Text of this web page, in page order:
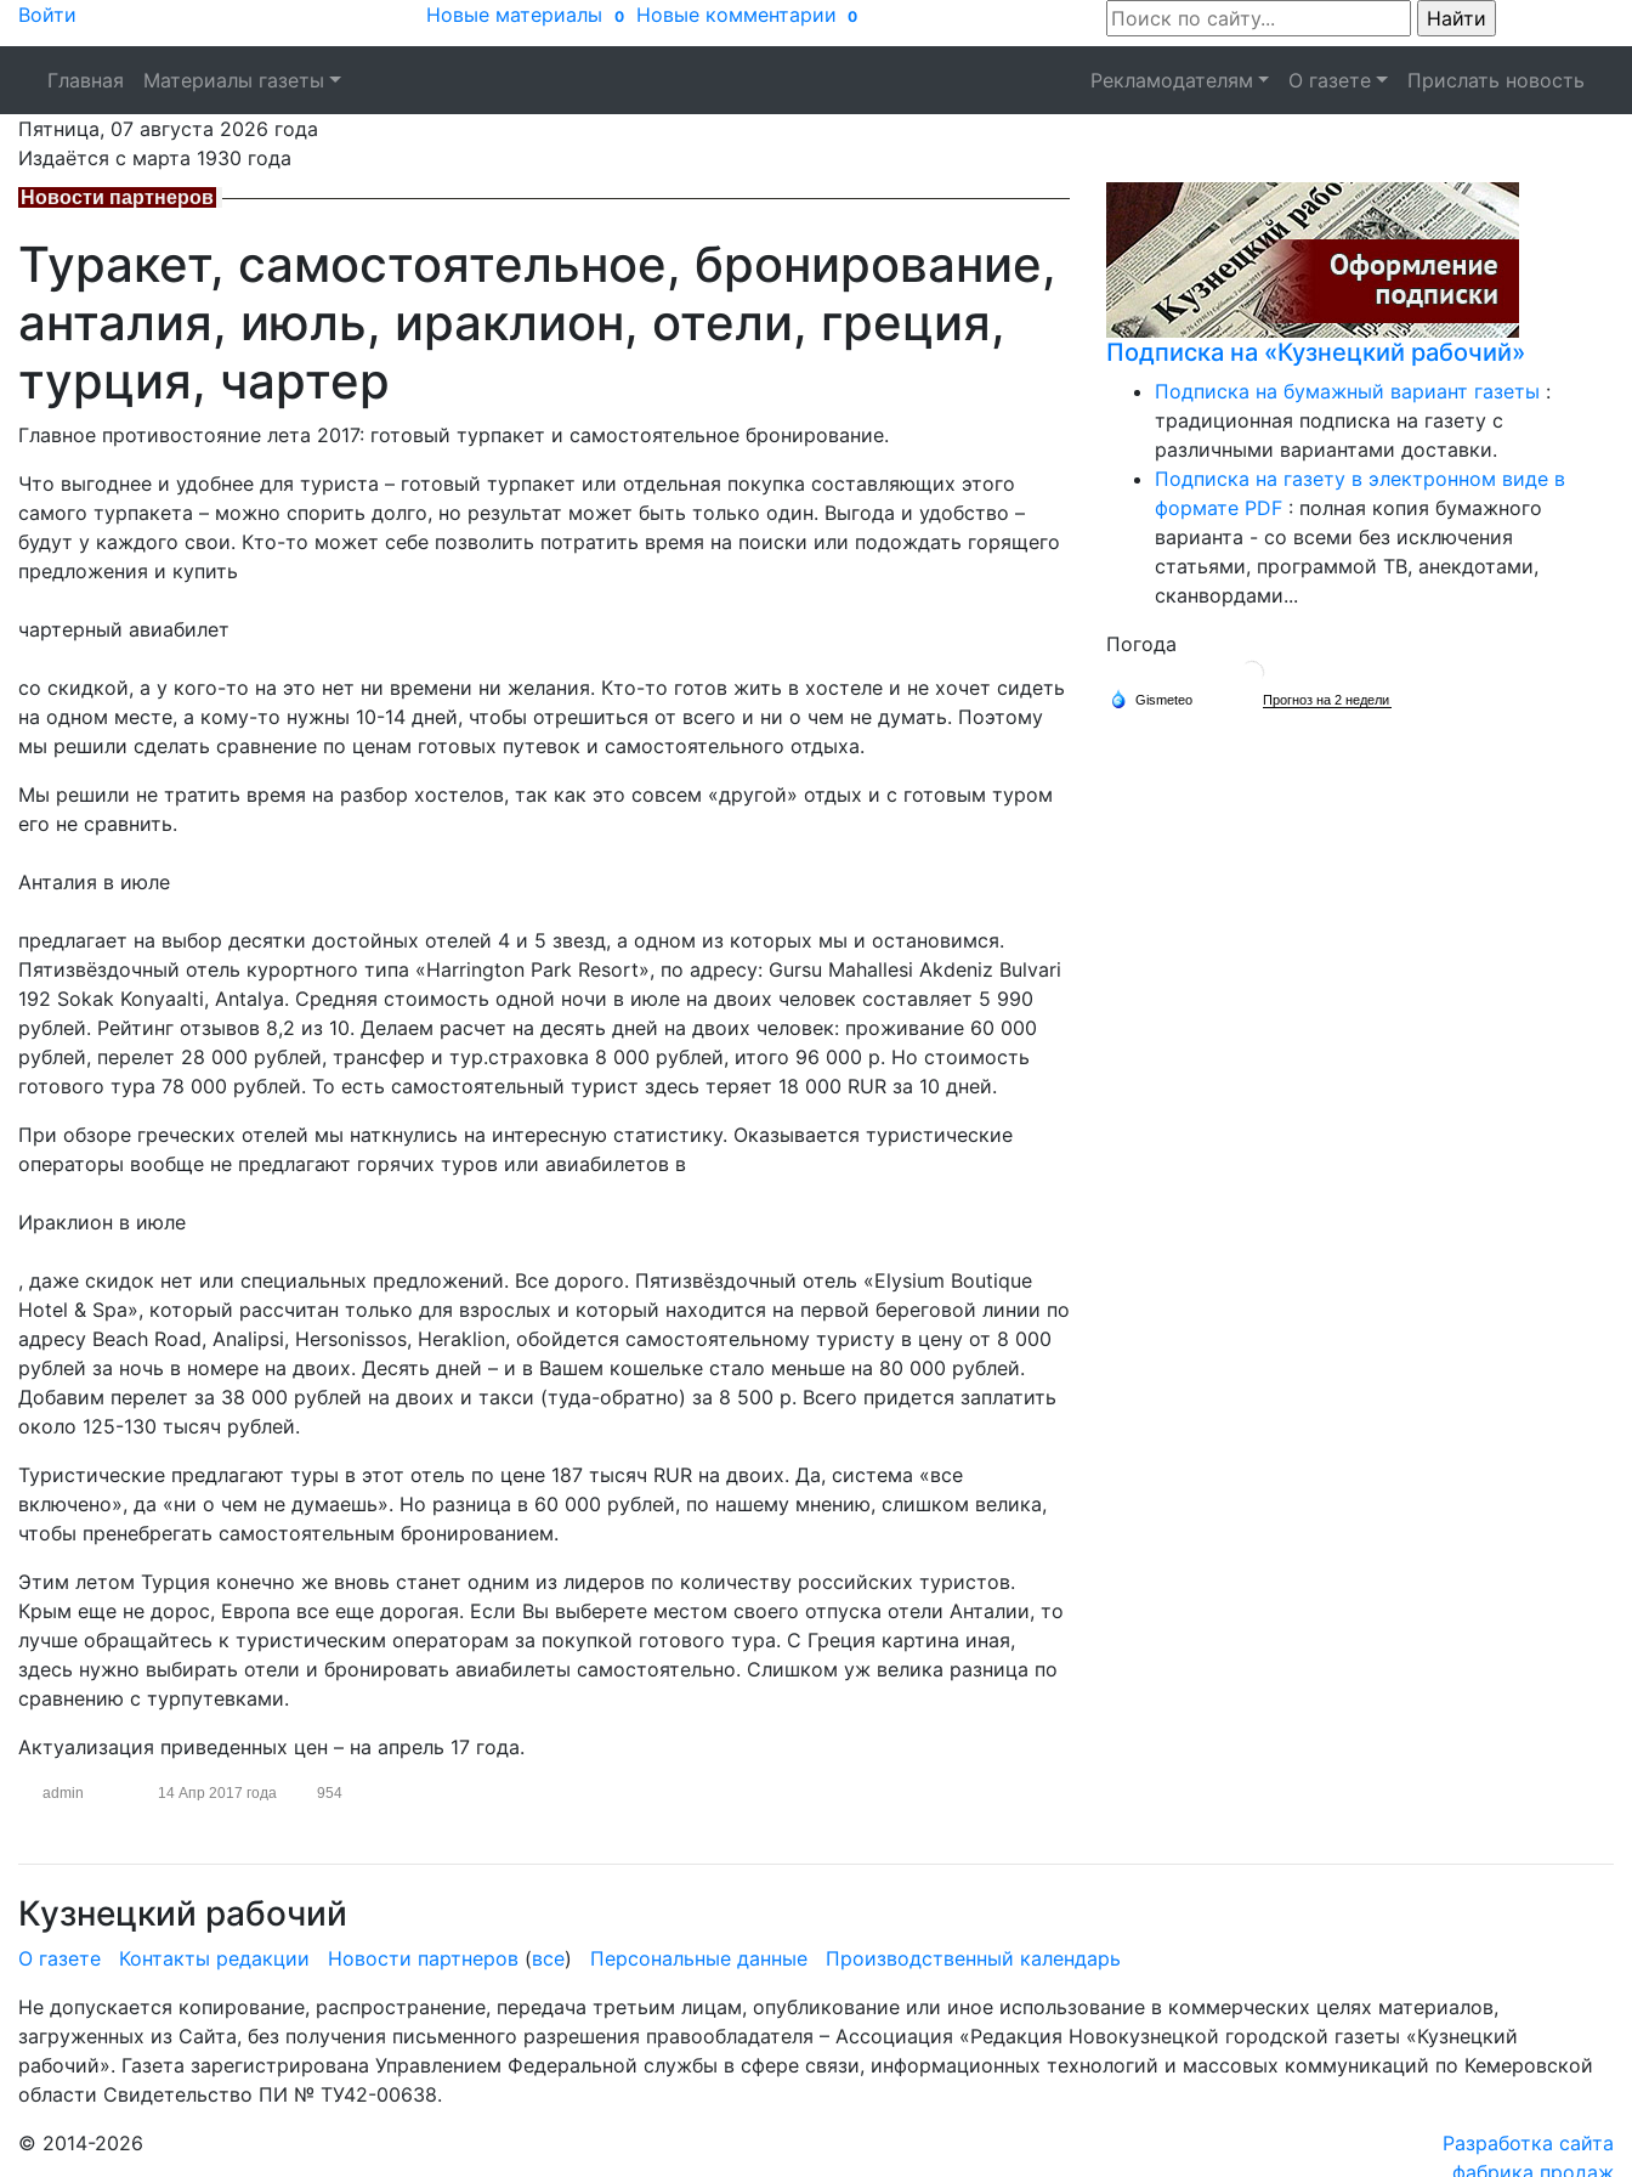
Войти Новые материалы 0 Новые комментарии 0
Главная Материалы газеты Рекламодателям О газете
Прислать новость
Пятница, 07 августа 2026 года
Издаётся с марта 1930 года
Новости партнеров
Туракет, самостоятельное, бронирование,
анталия, июль, ираклион, отели, греция,
турция, чартер
Главное противостояние лета 2017: готовый турпакет и самостоятельное бронирование.
Что выгоднее и удобнее для туриста – готовый турпакет или отдельная покупка составляющих этого
самого турпакета – можно спорить долго, но результат может быть только один. Выгода и удобство –
будут у каждого свои. Кто-то может себе позволить потратить время на поиски или подождать горящего
предложения и купить
чартерный авиабилет
со скидкой, а у кого-то на это нет ни времени ни желания. Кто-то готов жить в хостеле и не хочет сидеть
на одном месте, а кому-то нужны 10-14 дней, чтобы отрешиться от всего и ни о чем не думать. Поэтому
мы решили сделать сравнение по ценам готовых путевок и самостоятельного отдыха.
Мы решили не тратить время на разбор хостелов, так как это совсем «другой» отдых и с готовым туром
его не сравнить.
Анталия в июле
предлагает на выбор десятки достойных отелей 4 и 5 звезд, а одном из которых мы и остановимся.
Пятизвёздочный отель курортного типа «Harrington Park Resort», по адресу: Gursu Mahallesi Akdeniz Bulvari
192 Sokak Konyaalti, Antalya. Средняя стоимость одной ночи в июле на двоих человек составляет 5 990
рублей. Рейтинг отзывов 8,2 из 10. Делаем расчет на десять дней на двоих человек: проживание 60 000
рублей, перелет 28 000 рублей, трансфер и тур.страховка 8 000 рублей, итого 96 000 р. Но стоимость
готового тура 78 000 рублей. То есть самостоятельный турист здесь теряет 18 000 RUR за 10 дней.
При обзоре греческих отелей мы наткнулись на интересную статистику. Оказывается туристические
операторы вообще не предлагают горячих туров или авиабилетов в
Ираклион в июле
, даже скидок нет или специальных предложений. Все дорого. Пятизвёздочный отель «Elysium Boutique
Hotel & Spa», который рассчитан только для взрослых и который находится на первой береговой линии по
адресу Beach Road, Analipsi, Hersonissos, Heraklion, обойдется самостоятельному туристу в цену от 8 000
рублей за ночь в номере на двоих. Десять дней – и в Вашем кошельке стало меньше на 80 000 рублей.
Добавим перелет за 38 000 рублей на двоих и такси (туда-обратно) за 8 500 р. Всего придется заплатить
около 125-130 тысяч рублей.
Туристические предлагают туры в этот отель по цене 187 тысяч RUR на двоих. Да, система «все
включено», да «ни о чем не думаешь». Но разница в 60 000 рублей, по нашему мнению, слишком велика,
чтобы пренебрегать самостоятельным бронированием.
Этим летом Турция конечно же вновь станет одним из лидеров по количеству российских туристов.
Крым еще не дорос, Европа все еще дорогая. Если Вы выберете местом своего отпуска отели Анталии, то
лучше обращайтесь к туристическим операторам за покупкой готового тура. С Греция картина иная,
здесь нужно выбирать отели и бронировать авиабилеты самостоятельно. Слишком уж велика разница по
сравнению с турпутевками.
Актуализация приведенных цен – на апрель 17 года.
admin 14 Апр 2017 года 954
Подписка на «Кузнецкий рабочий»
Подписка на бумажный вариант газеты :
традиционная подписка на газету с
различными вариантами доставки.
Подписка на газету в электронном виде в
формате PDF : полная копия бумажного
варианта - со всеми без исключения
статьями, программой ТВ, анекдотами,
сканвордами...
Погода
Кузнецкий рабочий
О газете Контакты редакции Новости партнеров (все) Персональные данные
Производственный календарь
Не допускается копирование, распространение, передача третьим лицам, опубликование или иное использование в коммерческих целях материалов,
загруженных из Сайта, без получения письменного разрешения правообладателя – Ассоциация «Редакция Новокузнецкой городской газеты «Кузнецкий
рабочий». Газета зарегистрирована Управлением Федеральной службы в сфере связи, информационных технологий и массовых коммуникаций по Кемеровской
области Свидетельство ПИ № ТУ42-00638.
© 2014-2026
Разработка сайта
фабрика продаж